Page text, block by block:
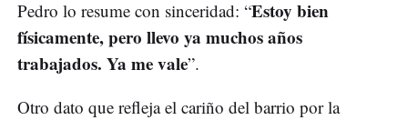
Pedro lo resume con sinceridad: “Estoy bien
físicamente, pero llevo ya muchos años
trabajados. Ya me vale”.
Otro dato que refleja el cariño del barrio por la